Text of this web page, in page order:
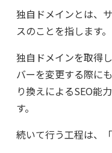
独自ドメインとは、
スのことを指します。
独自ドメインを取得
バーを変更する際に
り換えによるSEO能
す。
続いて行う工程は、「